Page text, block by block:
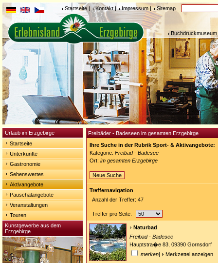
Startseite | Kontakt | Impressum | Sitemap
Urlaub im Erzgebirge
Startseite
Unterkünfte
Gastronomie
Sehenswertes
Aktivangebote
Pauschalangebote
Veranstaltungen
Touren
Kunstgewerbe aus dem
Erzgebirge
Freibäder - Badeseen im gesamten Erzgebirge
Ihre Suche in der Rubrik Sport- & Aktivangebote:
Kategorie: Freibad - Badesee
Ort: im gesamten Erzgebirge
Neue Suche
Treffernavigation
Anzahl der Treffer: 47
Treffer pro Seite:
Naturbad
Freibad - Badesee
Hauptstra�e 83, 09390 Gornsdorf
merken| Merkzettel anzeigen